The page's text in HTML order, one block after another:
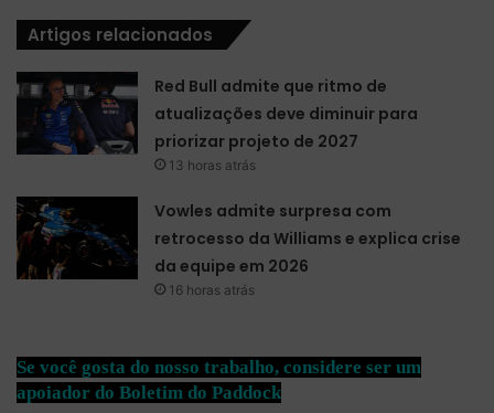
Artigos relacionados
Red Bull admite que ritmo de
atualizações deve diminuir para
priorizar projeto de 2027
13 horas atrás
Vowles admite surpresa com
retrocesso da Williams e explica crise
da equipe em 2026
16 horas atrás
Se você gosta do nosso trabalho, considere ser um
apoiador do Boletim do Paddock